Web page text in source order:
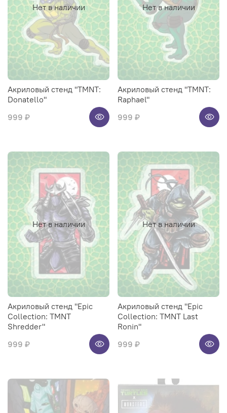
Нет в наличии
Акриловый стенд "TMNT:
Donatello"
999 ₽
Нет в наличии
Акриловый стенд "TMNT:
Raphael"
999 ₽
Нет в наличии
Акриловый стенд "Epic
Collection: TMNT
Shredder"
999 ₽
Нет в наличии
Акриловый стенд "Epic
Collection: TMNT Last
Ronin"
999 ₽